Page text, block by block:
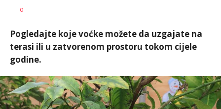
AUTOR
0
Pogledajte koje voćke možete da uzgajate na
terasi ili u zatvorenom prostoru tokom cijele
godine.